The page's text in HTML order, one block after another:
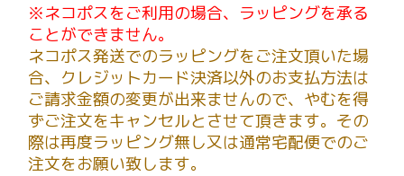
※ネコポスをご利用の場合、ラッピングを承る
ことができません。
ネコポス発送でのラッピングをご注文頂いた場
合、クレジットカード決済以外のお支払方法は
ご請求金額の変更が出来ませんので、やむを得
ずご注文をキャンセルとさせて頂きます。その
際は再度ラッピング無し又は通常宅配便でのご
注文をお願い致します。